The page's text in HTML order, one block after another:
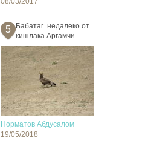
5
Бабатаг .недалеко от
кишлака Аргамчи
Норматов Абдусалом
19/05/2018